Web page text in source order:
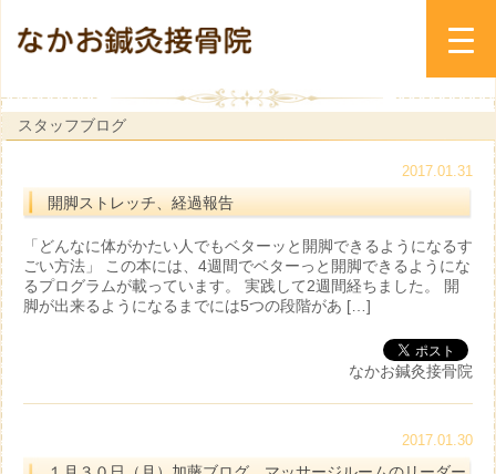
スタッフブログ
2017.01.31
開脚ストレッチ、経過報告
「どんなに体がかたい人でもベターッと開脚できるようになるす
ごい方法」 この本には、4週間でベターっと開脚できるようにな
るプログラムが載っています。 実践して2週間経ちました。 開
脚が出来るようになるまでには5つの段階があ […]
なかお鍼灸接骨院
2017.01.30